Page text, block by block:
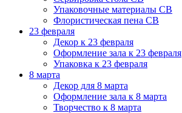
Упаковочные материалы СВ
Флористическая пена СВ
23 февраля
Декор к 23 февраля
Оформление зала к 23 февраля
Упаковка к 23 февраля
8 марта
Декор для 8 марта
Оформление зала к 8 марта
Творчество к 8 марта